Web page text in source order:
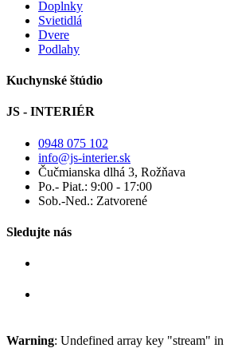
Doplnky
Svietidlá
Dvere
Podlahy
Kuchynské štúdio
JS - INTERIÉR
0948 075 102
info@js-interier.sk
Čučmianska dlhá 3, Rožňava
Po.- Piat.: 9:00 - 17:00
Sob.-Ned.: Zatvorené
Sledujte nás
Warning: Undefined array key "stream" in